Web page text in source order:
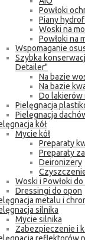
Powłoki
Piany
Woski na
Powłoki na
Wspomaganie
Szybka
Detailer"
Na bazie
Na bazie
Do lakierów
Pielęgnacja
Pielęgnacja
kół
Mycie kół
Preparaty
Preparaty
Deironizery
Woski i Powłoki
Dressingi do opon
metalu i
silnika
Mycie silnika
Zabezpieczenie i